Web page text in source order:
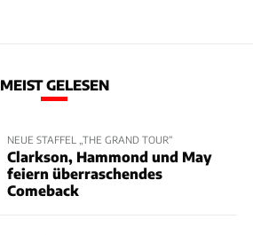
MEIST GELESEN
NEUE STAFFEL „THE GRAND TOUR“
Clarkson, Hammond und May
feiern überraschendes
Comeback